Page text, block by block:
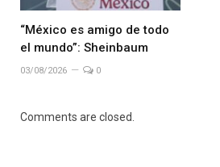
“México es amigo de todo
el mundo”: Sheinbaum
03/08/2026 0
Comments are closed.